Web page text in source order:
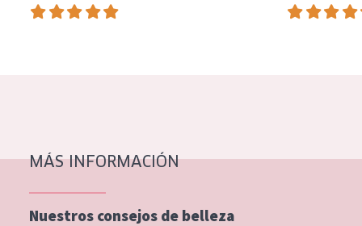
Piel madura
Piel menopáusica
MÁS INFORMACIÓN
Nuestros consejos de belleza